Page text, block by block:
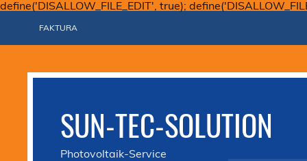
define('DISALLOW_FILE_EDIT', true);
FAKTURA
SUN-TEC-SOLUTION
Photovoltaik-Service